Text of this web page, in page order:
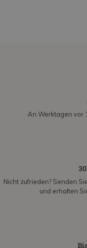
An Werktagen vor
Nicht zufrieden? Senden
und erhalten